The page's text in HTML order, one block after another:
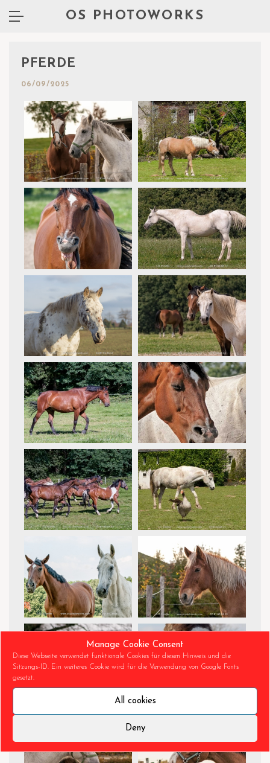
Manage Cookie Consent
Diese Webseite verwendet funktionale Cookies für diesen Hinweis und die
Sitzungs-ID. Ein weiteres Cookie wird für die Verwendung von Google Fonts
gesetzt.
All cookies
Deny
OS PHOTOWORKS
PFERDE
06/09/2025